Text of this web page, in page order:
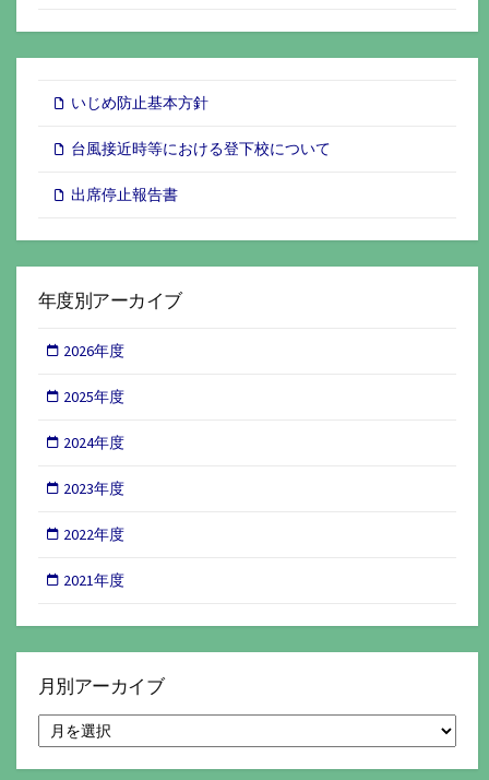
いじめ防止基本方針
台風接近時等における登下校について
出席停止報告書
年度別アーカイブ
2026年度
2025年度
2024年度
2023年度
2022年度
2021年度
月別アーカイブ
別
ア